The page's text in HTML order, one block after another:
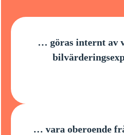
… göras internt av
… vara oberoende